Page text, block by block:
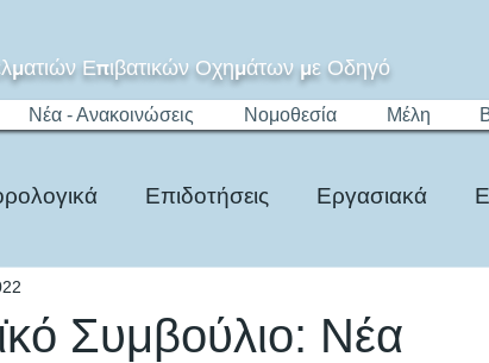
Επιβατικών Οχημάτων με Οδηγό
Νέα - Ανακοινώσεις Νομοθεσία Μέλη
Επιδοτήσεις Εργασιακά
Συμβούλιο: Νέα